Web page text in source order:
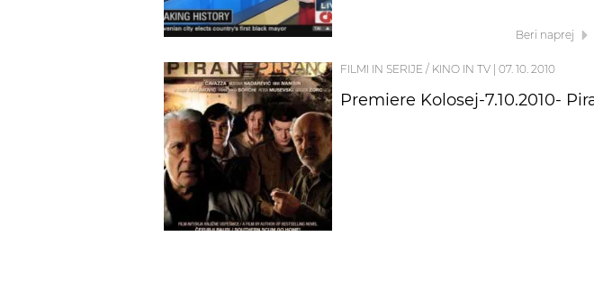
Beri naprej
FILMI IN SERIJE / KINO IN TV 07. 10. 2010
Premiere Kolosej-7.10.2010-